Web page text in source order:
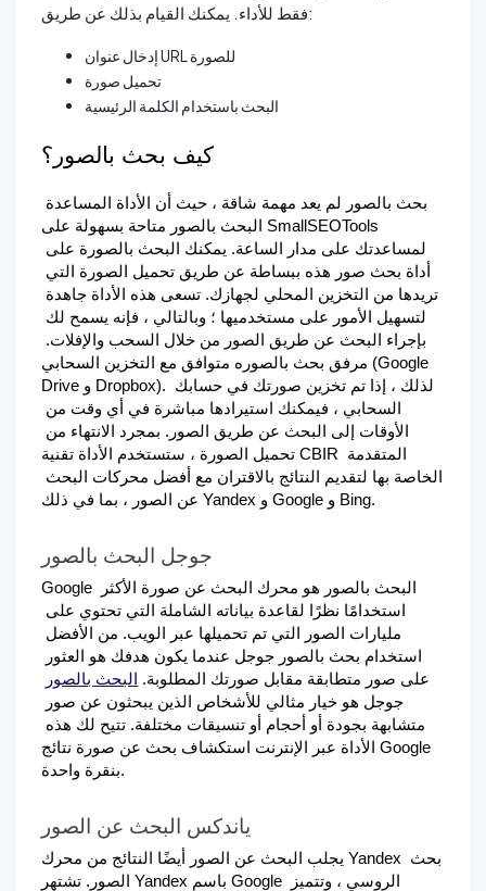
فقط للأداء. يمكنك القيام بذلك عن طريق:
إدخال عنوان URL للصورة
تحميل صورة
البحث باستخدام الكلمة الرئيسية
كيف بحث بالصور؟
البحث بالصور متاحة بسهولة على SmallSEOTools
مرفق بحث بالصوره متوافق مع التخزين السحابي (Google
Drive و Dropbox). لذلك ، إذا تم تخزين صورتك في حسابك
تحميل الصورة ، ستستخدم الأداة تقنية CBIR المتقدمة
عن الصور ، بما في ذلك Yandex و Google و Bing.
جوجل البحث بالصور
Google البحث بالصور هو محرك البحث عن صورة الأكثر
على صور متطابقة مقابل صورتك المطلوبة.
البحث بالصور
الأداة عبر الإنترنت استكشاف بحث عن صورة نتائج Google
بنقرة واحدة.
ياندكس البحث عن الصور
يجلب البحث عن الصور أيضًا النتائج من محرك Yandex بحث
الصور. تشتهر Yandex باسم Google الروسي ، وتتميز